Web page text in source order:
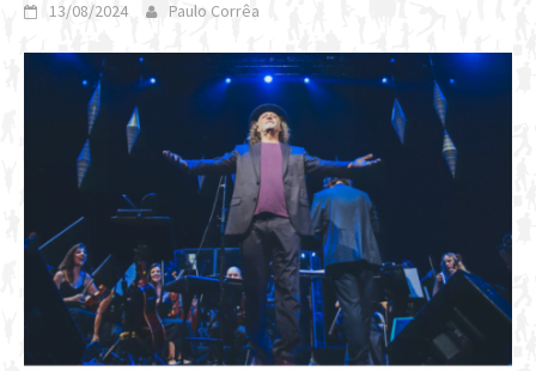
13/08/2024 Paulo Corrêa